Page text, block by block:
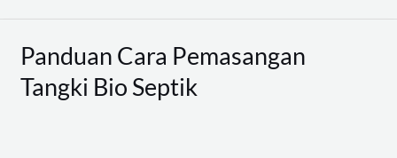
Panduan Cara Pemasangan
Tangki Bio Septik
Panduan
Cara
Pemasangan